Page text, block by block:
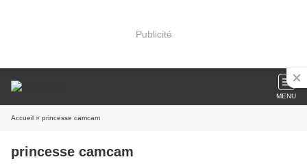
Publicité
MENU
Accueil » princesse camcam
princesse camcam